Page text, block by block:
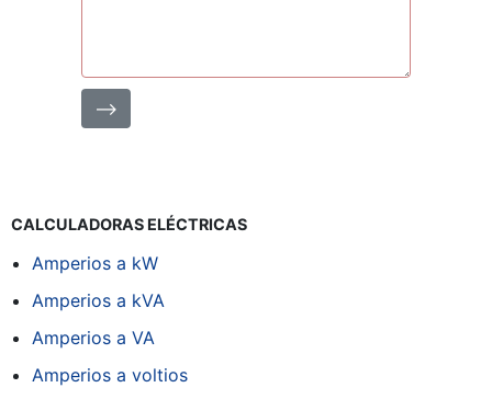
⟶
CALCULADORAS ELÉCTRICAS
Amperios a kW
Amperios a kVA
Amperios a VA
Amperios a voltios